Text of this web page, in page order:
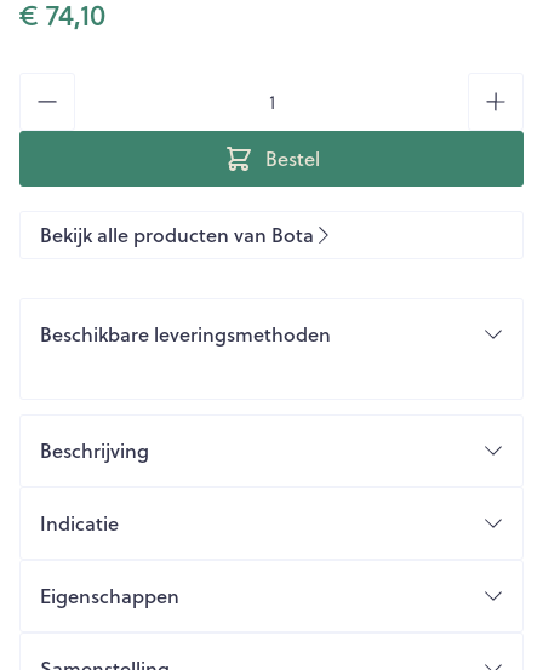
€ 74,10
Bestel
Bekijk alle producten van Bota
Beschikbare leveringsmethoden
Beschrijving
Indicatie
Eigenschappen